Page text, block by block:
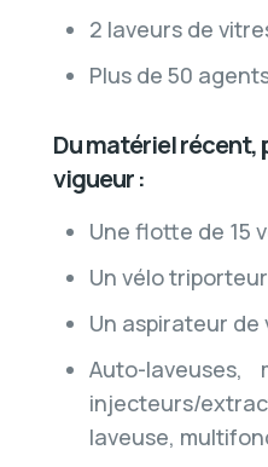
2 laveurs de
Plus de 50
Du matériel récent,
vigueur :
Une flotte de 15
Un vélo
Un aspirateur
Auto-
injecteurs/
laveuse,